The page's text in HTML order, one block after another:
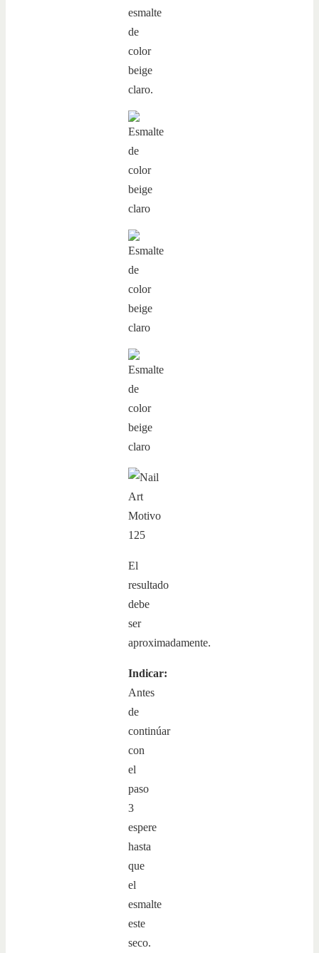
esmalte
de
color
beige
claro.
El
resultado
debe
ser
aproximadamente.
Indicar:
Antes
de
continúar
con
el
paso
3
espere
hasta
que
el
esmalte
este
seco.